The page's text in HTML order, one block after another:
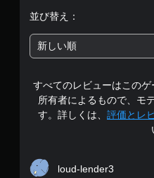
並び替え：
新しい順
すべてのレビューはこの
所有者によるもので、モ
す。詳しくは、 評価とレ
loud-lender3
果
を
使
な
く
て
も
を